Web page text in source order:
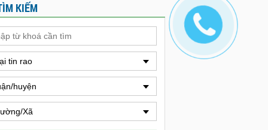
KIẾM
tin rao
huyện
Xã